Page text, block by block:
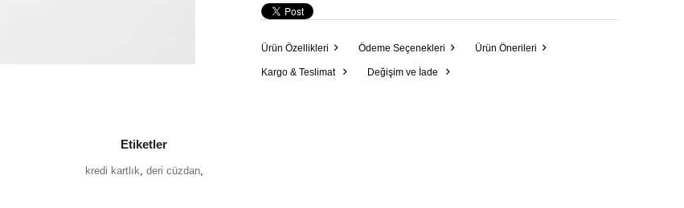
Ürün Özellikleri Ödeme Seçenekleri Ürün Önerileri
Kargo & Teslimat Değişim ve İade
Etiketler
kredi kartlık, deri cüzdan,